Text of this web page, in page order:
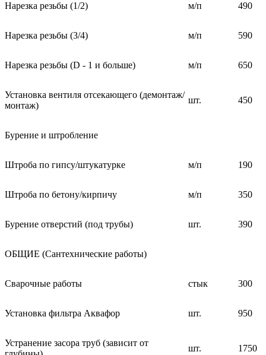
Нарезка резьбы (1/2) м/п 490
Нарезка резьбы (3/4) м/п 590
Нарезка резьбы (D - 1 и больше) м/п 650
Установка вентиля отсекающего (демонтаж/
монтаж)
шт. 450
Бурение и штробление
Штроба по гипсу/штукатурке м/п 190
Штроба по бетону/кирпичу м/п 350
Бурение отверстий (под трубы) шт. 390
ОБЩИЕ (Сантехнические работы)
Сварочные работы стык 300
Установка фильтра Аквафор шт. 950
Устранение засора труб (зависит от
шт. 1750